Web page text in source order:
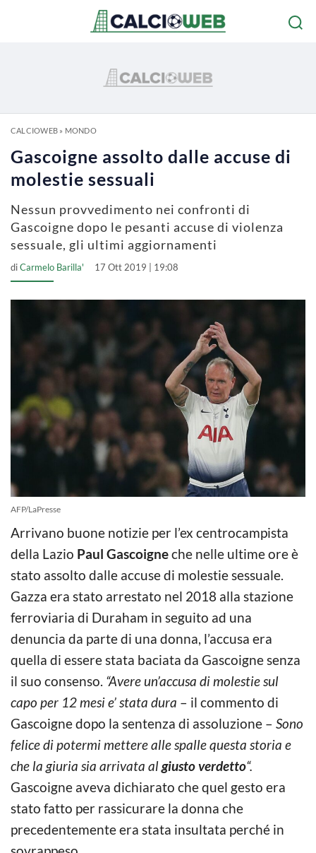
CALCIOWEB» MONDO
Gascoigne assolto dalle accuse di
molestie sessuali
Nessun provvedimento nei confronti di
Gascoigne dopo le pesanti accuse di violenza
sessuale, gli ultimi aggiornamenti
diCarmelo Barilla' 17 Ott 2019 | 19:08
AFP/LaPresse
Arrivano buone notizie per l’ex centrocampista
della Lazio Paul Gascoigneche nelle ultime ore è
stato assolto dalle accuse di molestie sessuale.
Gazza era stato arrestato nel 2018 alla stazione
ferroviaria di Duraham in seguito ad una
denuncia da parte di una donna, l’accusa era
quella di essere stata baciata da Gascoigne senza
il suo consenso. “Avere un’accusa di molestie sul
capo per 12 mesi e’ stata dura – il commento di
Gascoigne dopo la sentenza di assoluzione – Sono
felice di potermi mettere alle spalle questa storia e
che la giuria sia arrivata algiusto verdetto“.
Gascoigne aveva dichiarato che quel gesto era
stato fatto per rassicurare la donna che
precedentemente era stata insultata perché in